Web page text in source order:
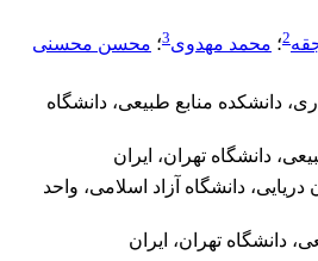
2؛ محمد مهدوی3؛ محسن محسنی
دانشکده منابع طبیعی، دانشگاه
دانشگاه تهران، ایران
دانشگاه آزاد اسلامی، واحد
دانشگاه تهران، ایران